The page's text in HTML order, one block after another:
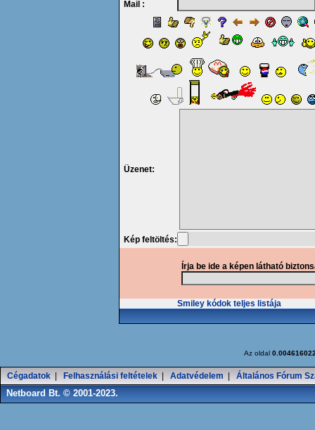
Mail :
Üzenet:
Kép feltöltés:
Írja be ide a képen látható
Smiley kódok teljes listája
Az oldal
Cégadatok Felhasználási feltételek Adatvédelem Általános Fórum
Netboard Bt. © 2001-2023.